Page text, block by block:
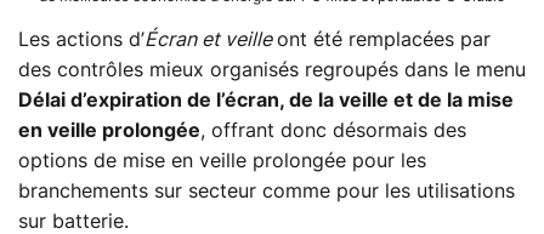
Les actions d’Écran et veilleont été remplacées par
des contrôles mieux organisés regroupés dans le menu
Délai d’expiration de l’écran, de la veille et de la mise
en veille prolongée, offrant donc désormais des
options de mise en veille prolongée pour les
branchements sur secteur comme pour les utilisations
sur batterie.